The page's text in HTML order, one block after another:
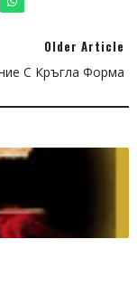
Older Article
С Кръгла Форма